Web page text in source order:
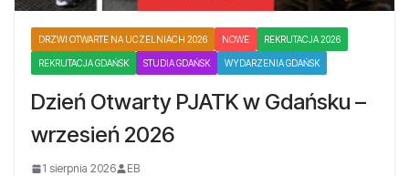
DRZWI OTWARTE NA UCZELNIACH 2026 NOWE REKRUTACJA 2026
REKRUTACJA GDAŃSK STUDIA GDAŃSK WYDARZENIA GDAŃSK
Dzień Otwarty PJATK w Gdańsku –
wrzesień 2026
1 sierpnia 2026 EB